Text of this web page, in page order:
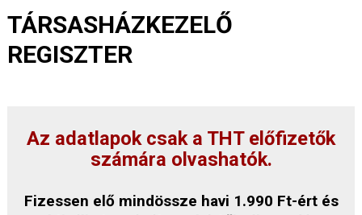
TÁRSASHÁZKEZELŐ
REGISZTER
Az adatlapok csak a THT előfizetők
számára olvashatók.
Fizessen elő mindössze havi 1.990 Ft-ért és